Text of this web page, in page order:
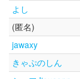
よし
(匿名)
jawaxy
きゃぷのしん